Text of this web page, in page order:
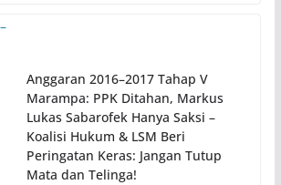
Anggaran 2016–2017 Tahap V
Marampa: PPK Ditahan, Markus
Lukas Sabarofek Hanya Saksi –
Koalisi Hukum & LSM Beri
Peringatan Keras: Jangan Tutup
Mata dan Telinga!